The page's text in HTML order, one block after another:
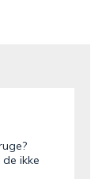
ikke